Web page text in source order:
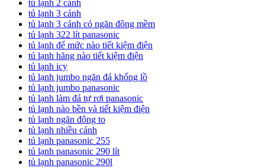
tủ lạnh 2 cánh
tủ lạnh 3 cánh
tủ lạnh 3 cánh có ngăn đông mềm
tủ lạnh 322 lít panasonic
tủ lạnh để mức nào tiết kiệm điện
tủ lạnh hãng nào tiết kiệm điện
tủ lạnh icy
tủ lạnh jumbo ngăn đá khổng lồ
tủ lạnh jumbo panasonic
tủ lạnh làm đá tự rơi panasonic
tủ lạnh nào bền và tiết kiệm điện
tủ lạnh ngăn đông to
tủ lạnh nhiều cánh
tủ lạnh panasonic 255
tủ lạnh panasonic 290 lít
tủ lạnh panasonic 290l